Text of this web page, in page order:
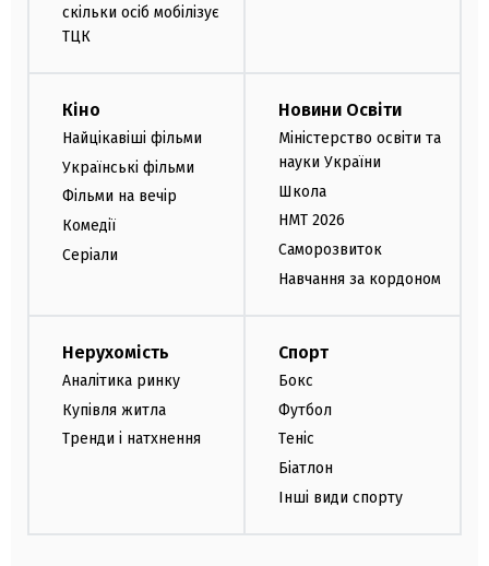
скільки осіб мобілізує
ТЦК
Кіно
Найцікавіші фільми
Українські фільми
Фільми на вечір
Комедії
Серіали
Новини Освіти
Міністерство освіти та
науки України
Школа
НМТ 2026
Саморозвиток
Навчання за кордоном
Нерухомість
Аналітика ринку
Купівля житла
Тренди і натхнення
Спорт
Бокс
Футбол
Теніс
Біатлон
Інші види спорту